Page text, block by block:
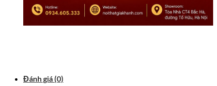
Đánh giá (0)